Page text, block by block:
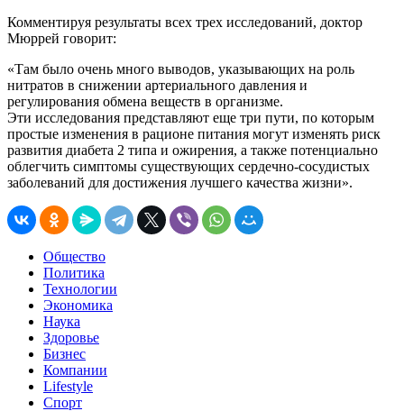
Комментируя результаты всех трех исследований, доктор
Мюррей говорит:
«Там было очень много выводов, указывающих на роль
нитратов в снижении артериального давления и
регулирования обмена веществ в организме.
Эти исследования представляют еще три пути, по которым
простые изменения в рационе питания могут изменять риск
развития диабета 2 типа и ожирения, а также потенциально
облегчить симптомы существующих сердечно-сосудистых
заболеваний для достижения лучшего качества жизни».
Общество
Политика
Технологии
Экономика
Наука
Здоровье
Бизнес
Компании
Lifestyle
Спорт